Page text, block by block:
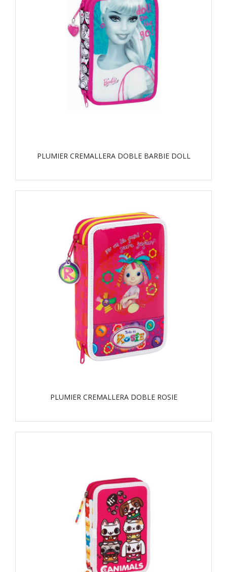
PLUMIER CREMALLERA DOBLE BARBIE DOLL
PLUMIER CREMALLERA DOBLE ROSIE